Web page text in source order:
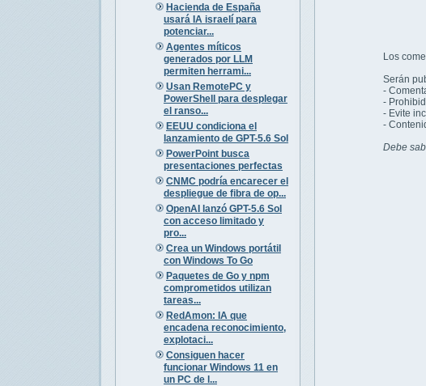
Hacienda de España
usará IA israelí para
potenciar...
Agentes míticos
generados por LLM
permiten herrami...
Usan RemotePC y
PowerShell para desplegar
el ranso...
EEUU condiciona el
lanzamiento de GPT-5.6 Sol
PowerPoint busca
presentaciones perfectas
CNMC podría encarecer el
despliegue de fibra de op...
OpenAI lanzó GPT-5.6 Sol
con acceso limitado y
pro...
Crea un Windows portátil
con Windows To Go
Paquetes de Go y npm
comprometidos utilizan
tareas...
RedAmon: IA que
encadena reconocimiento,
explotaci...
Consiguen hacer
funcionar Windows 11 en
un PC de l...
Los
Serán
-
-
- Evite
-
Debe